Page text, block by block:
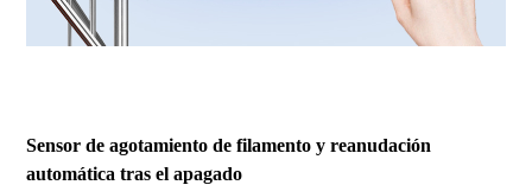
Sensor de agotamiento de filamento y reanudación
automática tras el apagado